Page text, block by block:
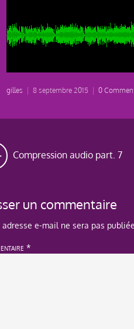
gilles 8 septembre 2015 0
Compression audio part. 7
un commentaire
adresse e-mail ne sera pas
*